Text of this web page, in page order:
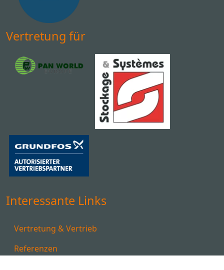
Vertretung für
Interessante Links
Vertretung & Vertrieb
Referenzen